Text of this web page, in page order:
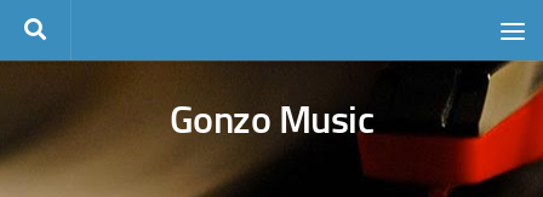
Skip to content
Gonzo Music